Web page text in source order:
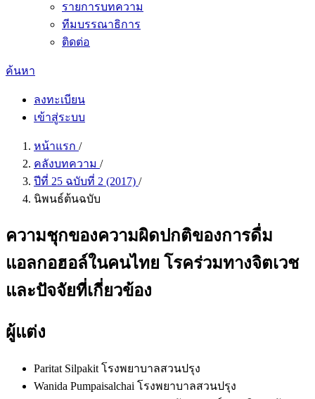
รายการบทความ
ทีมบรรณาธิการ
ติดต่อ
ค้นหา
ลงทะเบียน
เข้าสู่ระบบ
หน้าแรก /
คลังบทความ /
ปีที่ 25 ฉบับที่ 2 (2017) /
นิพนธ์ต้นฉบับ
ความชุกของความผิดปกติของการดื่ม
แอลกอฮอล์ในคนไทย โรคร่วมทางจิตเวช
และปัจจัยที่เกี่ยวข้อง
ผู้แต่ง
Paritat Silpakit โรงพยาบาลสวนปรุง
Wanida Pumpaisalchai โรงพยาบาลสวนปรุง